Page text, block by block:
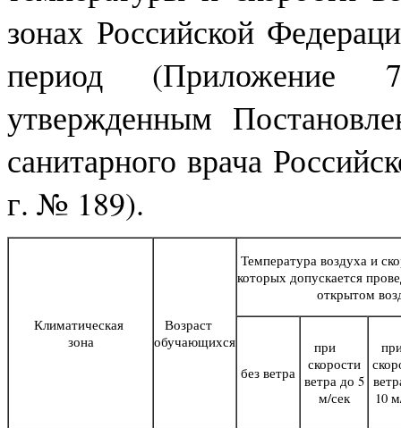
зонах Российской
период
утвержденным
санитарного врача
г. № 189).
Климатическая
зона
Возраст
обучающихся
Температура воздуха и
которых допускается
открытом
без ветра
при
скорости
ветра до 5
м/сек
10